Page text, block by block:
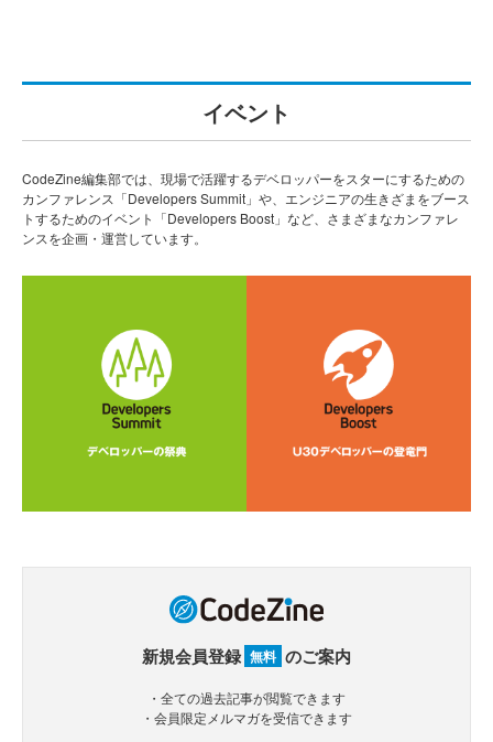
イベント
CodeZine編集部では、現場で活躍するデベロッパーをスターにするための
カンファレンス「Developers Summit」や、エンジニアの生きざまをブース
トするためのイベント「Developers Boost」など、さまざまなカンファレ
ンスを企画・運営しています。
新規会員登録 無料 のご案内
・全ての過去記事が閲覧できます
・会員限定メルマガを受信できます